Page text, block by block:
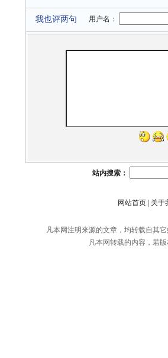
我也评两句 用户名：
站内搜索：
网站首页| 关于
凡本网注明来源的文章，均转载自其
凡本网转载的内容，若